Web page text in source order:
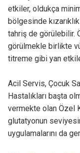
etkiler, oldukça
bölgesinde
tahriş de görülebilir.
görülmekle birlikte
titreme gibi yan
Acil Servis, Çocuk
Hastalıkları başta
vermekte olan Özel
glutatyonun
uygulamalarını da